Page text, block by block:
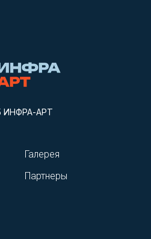
Галерея
Партнеры
ИНФРА-АРТ